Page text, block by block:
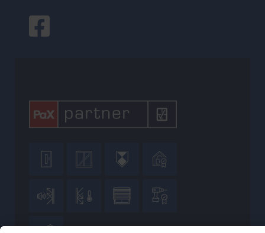
  
   